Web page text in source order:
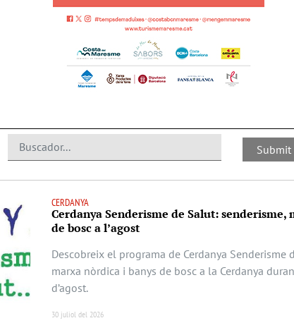
CERDANYA
Cerdanya Senderisme de Salut: senderisme,
de bosc a l’agost
Descobreix el programa de Cerdanya Senderisme
marxa nòrdica i banys de bosc a la Cerdanya
d’agost.
30 juliol del 2026